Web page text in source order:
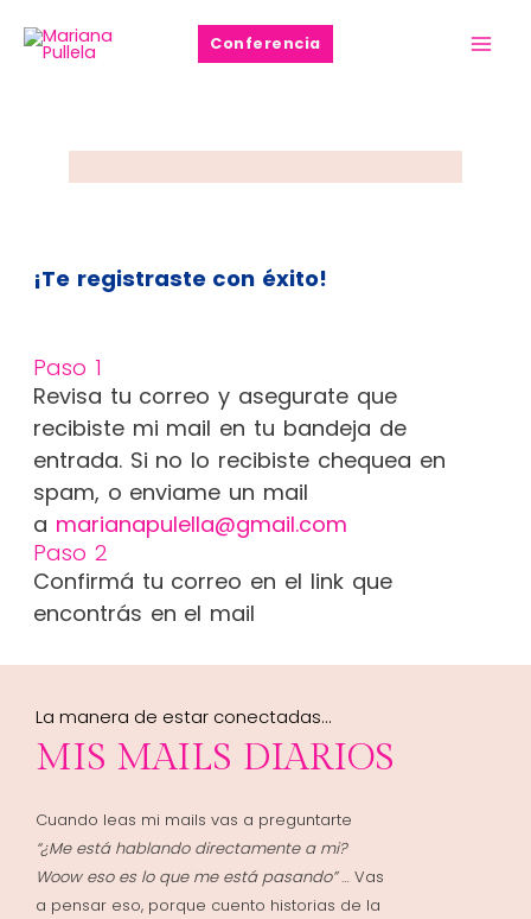
Conferencia
¡Te registraste con éxito!
Paso 1
Revisa tu correo y asegurate que
recibiste mi mail en tu bandeja de
entrada. Si no lo recibiste chequea en
spam, o enviame un mail
a marianapulella@gmail.com
Paso 2
Confirmá tu correo en el link que
encontrás en el mail
La manera de estar conectadas…
MIS MAILS DIARIOS
Cuando leas mi mails vas a preguntarte
“¿Me está hablando directamente a mi?
Woow eso es lo que me está pasando”… Vas
a pensar eso, porque cuento historias de la